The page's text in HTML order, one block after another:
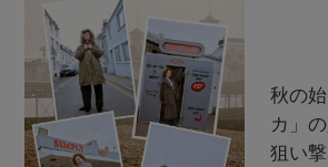
秋の
カ」
狙い撃